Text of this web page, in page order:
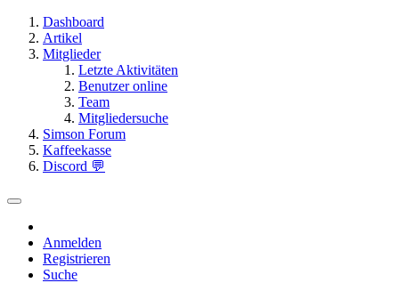
Dashboard
Artikel
Mitglieder
Letzte Aktivitäten
Benutzer online
Team
Mitgliedersuche
Simson Forum
Kaffeekasse
Discord 💬
Anmelden
Registrieren
Suche